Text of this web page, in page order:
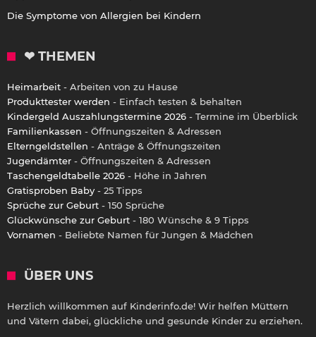
Die Symptome von Allergien bei Kindern
❤ THEMEN
Heimarbeit - Arbeiten von zu Hause
Produkttester werden - Einfach testen & behalten
Kindergeld Auszahlungstermine 2026 - Termine im Überblick
Familienkassen - Öffnungszeiten & Adressen
Elterngeldstellen - Anträge & Öffnungszeiten
Jugendämter - Öffnungszeiten & Adressen
Taschengeldtabelle 2026 - Höhe in Jahren
Gratisproben Baby - 25 Tipps
Sprüche zur Geburt - 150 Sprüche
Glückwünsche zur Geburt - 180 Wünsche & 9 Tipps
Vornamen - Beliebte Namen für Jungen & Mädchen
ÜBER UNS
Herzlich willkommen auf Kinderinfo.de! Wir helfen Müttern
und Vätern dabei, glückliche und gesunde Kinder zu erziehen.